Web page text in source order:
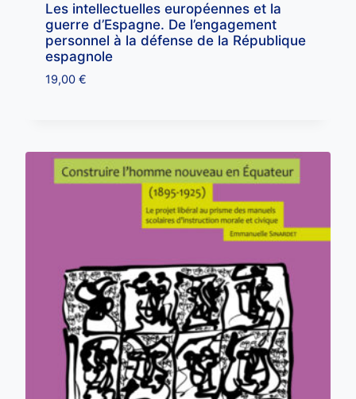
Les intellectuelles européennes et la
guerre d’Espagne. De l’engagement
personnel à la défense de la République
espagnole
19,00 €